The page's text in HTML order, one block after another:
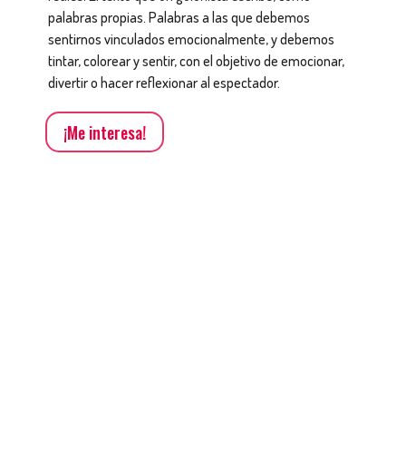
palabras propias. Palabras a las que debemos
sentirnos vinculados emocionalmente, y debemos
tintar, colorear y sentir, con el objetivo de emocionar,
divertir o hacer reflexionar al espectador.
¡Me interesa!